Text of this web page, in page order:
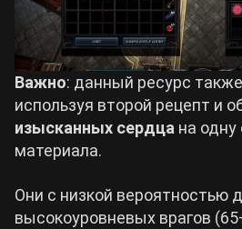
Важно: данный ресурс
используя второй рецепт и
изысканных сердца на одну
материала.
Они с низкой вероятностью
высокоуровневых врагов